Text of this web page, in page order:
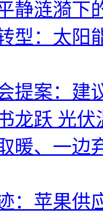
静涟漪
型：太阳
提案：建
龙跃 光伏
暖、一边
：苹果供